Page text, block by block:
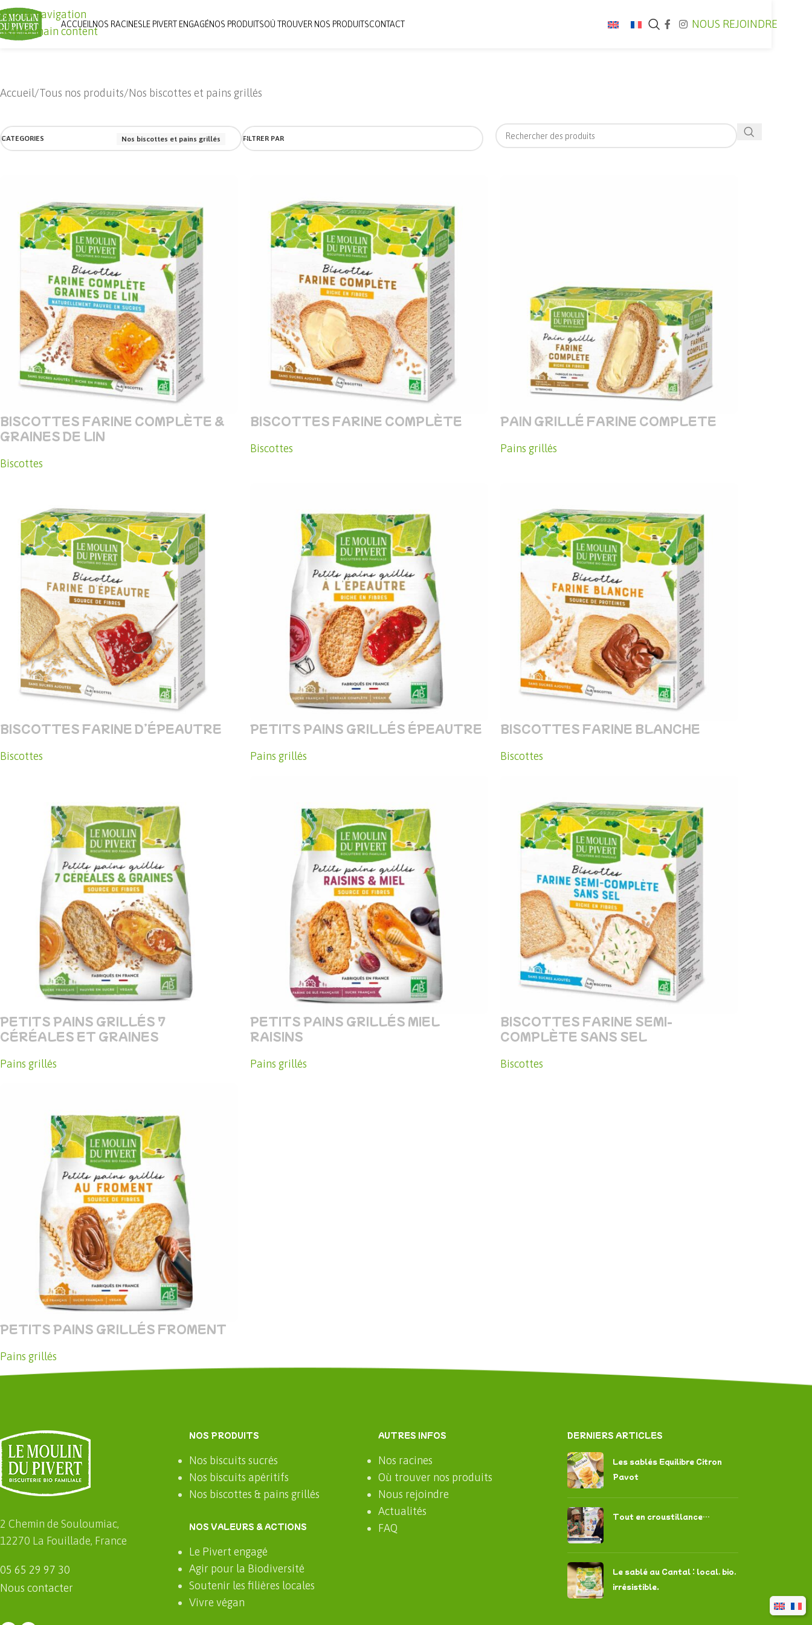
Skip to navigation
Skip to main content
ACCUEIL NOS RACINESLE PIVERT ENGAGÉNOS PRODUITSOÙ TROUVER NOS PRODUITSCONTACT NOUS REJOINDRE
Accueil Tous nos produits Nos biscottes et pains grillés
CATEGORIES Nos biscottes et pains grillés FILTRER PAR
BISCOTTES FARINE COMPLÈTE &
GRAINES DE LIN
Biscottes
BISCOTTES FARINE COMPLÈTE
Biscottes
PAIN GRILLÉ FARINE COMPLETE
Pains grillés
BISCOTTES FARINE D’ÉPEAUTRE
Biscottes
PETITS PAINS GRILLÉS ÉPEAUTRE
Pains grillés
BISCOTTES FARINE BLANCHE
Biscottes
PETITS PAINS GRILLÉS 7
CÉRÉALES ET GRAINES
Pains grillés
PETITS PAINS GRILLÉS MIEL
RAISINS
Pains grillés
BISCOTTES FARINE SEMI-
COMPLÈTE SANS SEL
Biscottes
PETITS PAINS GRILLÉS FROMENT
Pains grillés
2 Chemin de Souloumiac,
12270 La Fouillade, France
05 65 29 97 30
Nous contacter
NOS PRODUITS
Nos biscuits sucrés
Nos biscuits apéritifs
Nos biscottes & pains grillés
NOS VALEURS & ACTIONS
Le Pivert engagé
Agir pour la Biodiversité
Soutenir les filières locales
Vivre végan
AUTRES INFOS
Nos racines
Où trouver nos produits
Nous rejoindre
Actualités
FAQ
DERNIERS ARTICLES
Les sablés Equilibre Citron
Pavot
Tout en croustillance…
Le sablé au Cantal : local, bio,
irrésistible.